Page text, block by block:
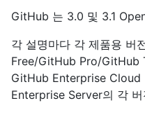
GitHub 는 3.0 및 3.1
각 설명마다 각 제품용 버
Free/GitHub Pro/GitHub
GitHub Enterprise Cloud
Enterprise Server의 각 버